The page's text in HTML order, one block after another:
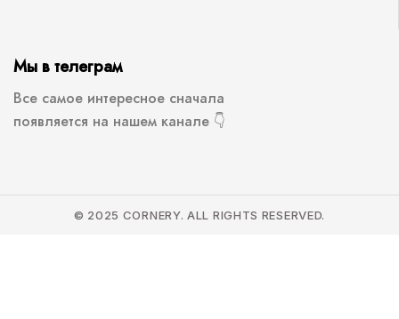
Мы в телеграм
Все самое интересное сначала
появляется на нашем канале 👇
© 2025 CORNERY. ALL RIGHTS RESERVED.